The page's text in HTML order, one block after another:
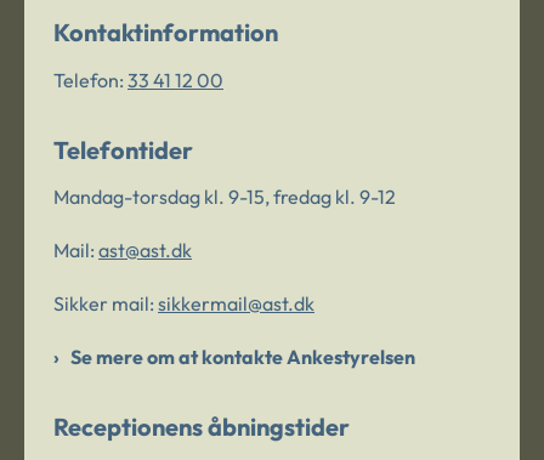
Kontaktinformation
Telefon: 33 41 12 00
Telefontider
Mandag-torsdag kl. 9-15, fredag kl. 9-12
Mail: ast@ast.dk
Sikker mail: sikkermail@ast.dk
Se mere om at kontakte Ankestyrelsen
Receptionens åbningstider